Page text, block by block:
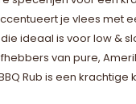
je vlees met
ideaal is voor low &
van pure,
Rub is een krachtige